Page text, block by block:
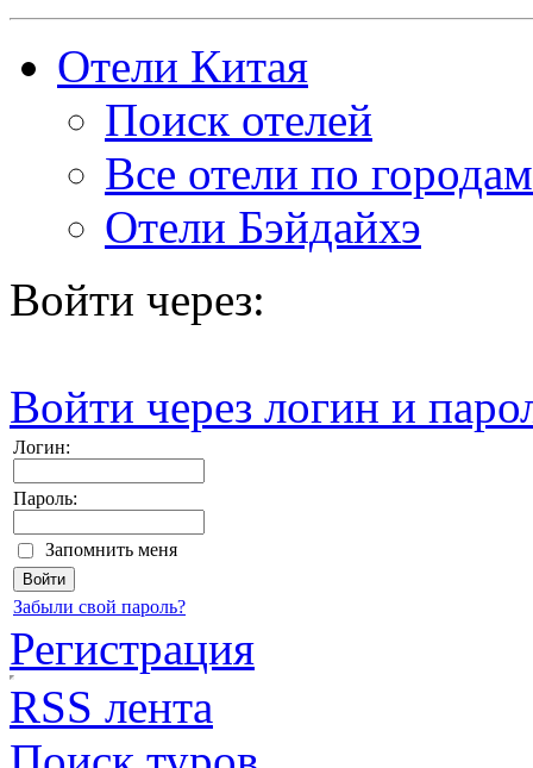
Отели Китая
Поиск отелей
Все отели по городам
Отели Бэйдайхэ
Войти через:
Войти через логин и
Логин:
Пароль:
Запомнить меня
Забыли свой пароль?
Регистрация
RSS лента